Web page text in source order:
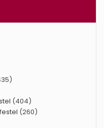
(404)
(260)